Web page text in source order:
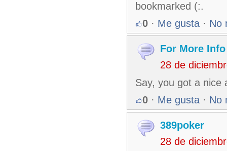
bookmarked (:.
0 · Me gusta · No
For More Info
28 de
Say, you got a nice
0 · Me gusta · No
389poker
28 de